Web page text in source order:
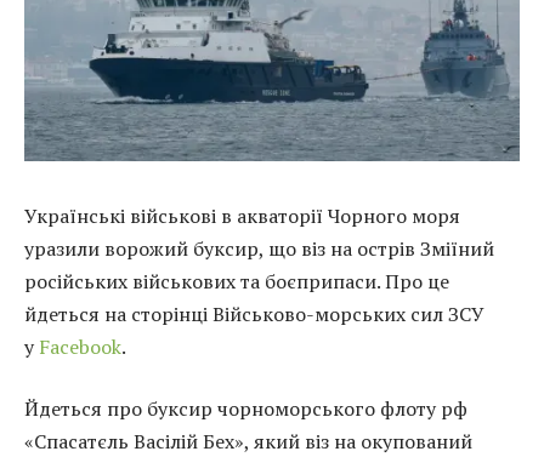
Українські військові в акваторії Чорного моря
уразили ворожий буксир, що віз на острів Зміїний
російських військових та боєприпаси. Про це
йдеться на сторінці Військово-морських сил ЗСУ
у Facebook.
Йдеться про буксир чорноморського флоту рф
«Спасатєль Васілій Бех», який віз на окупований